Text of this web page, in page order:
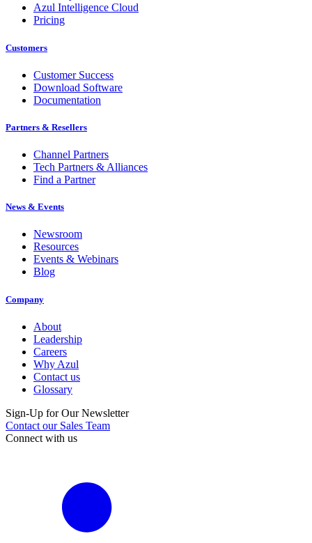
Azul Intelligence Cloud
Pricing
Customers
Customer Success
Download Software
Documentation
Partners & Resellers
Channel Partners
Tech Partners & Alliances
Find a Partner
News & Events
Newsroom
Resources
Events & Webinars
Blog
Company
About
Leadership
Careers
Why Azul
Contact us
Glossary
Sign-Up for Our Newsletter
Contact our Sales Team
Connect with us